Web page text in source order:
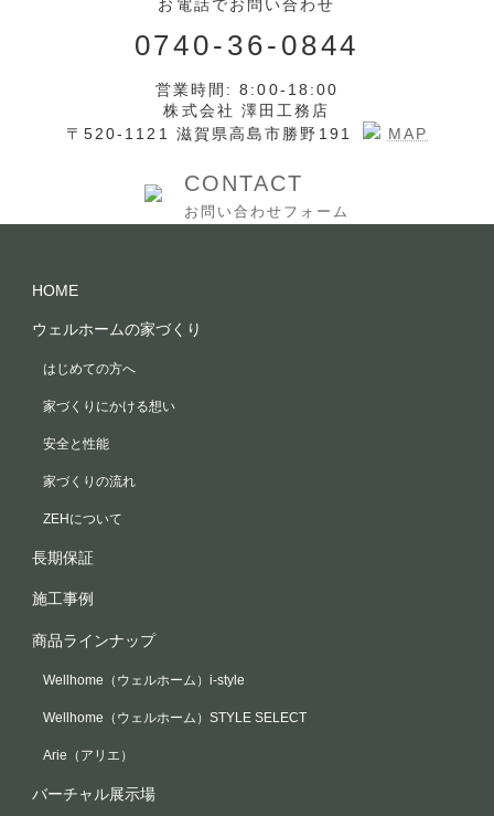
お電話でお問い合わせ
0740-36-0844
営業時間: 8:00-18:00
株式会社 澤田工務店
〒520-1121 滋賀県高島市勝野191
MAP
CONTACT
お問い合わせフォーム
HOME
ウェルホームの家づくり
はじめての方へ
家づくりにかける想い
安全と性能
家づくりの流れ
ZEHについて
長期保証
施工事例
商品ラインナップ
Wellhome（ウェルホーム）i-style
Wellhome（ウェルホーム）STYLE SELECT
Arie（アリエ）
バーチャル展示場